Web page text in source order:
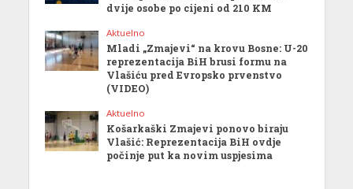
dvije osobe po cijeni od 210 KM
Aktuelno
Mladi „Zmajevi“ na krovu Bosne: U-20
reprezentacija BiH brusi formu na
Vlašiću pred Evropsko prvenstvo
(VIDEO)
Aktuelno
Košarkaški Zmajevi ponovo biraju
Vlašić: Reprezentacija BiH ovdje
počinje put ka novim uspjesima